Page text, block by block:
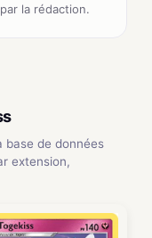
la rédaction.
base de données
extension,